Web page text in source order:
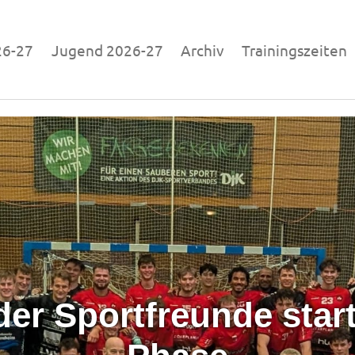
27 Jugend 2026-27 Archiv Trainingszeiten
- Folge 4: 110